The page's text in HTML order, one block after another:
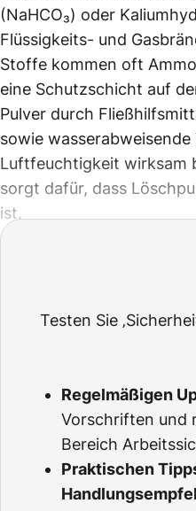
(NaHCO₃) oder
Flüssigkeits- und
Stoffe kommen oft
eine Schutzschicht auf
Pulver durch
sowie
Luftfeuchtigkeit wirksam
sorgt dafür, dass
ist.
Testen Sie
Regelmäßigen
Vorschriften und
Bereich
Praktischen